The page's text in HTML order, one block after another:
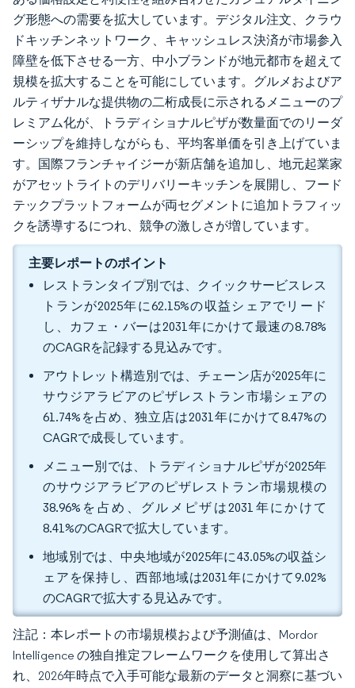
グ形態への需要を拡大しています。デジタル注文、クラウ
ドキッチンネットワーク、キャッシュレス決済が市場参入
障壁を低下させる一方、中小ブランドが地元都市を超えて
規模を拡大することを可能にしています。グルメおよびア
ルティザナルな提供物の二桁成長に示されるメニューのプ
レミアム化が、トラディショナルピザが数量面でのリーダ
ーシップを維持しながらも、平均客単価を引き上げていま
す。国際フランチャイジーが新店舗を追加し、地元起業家
がアセットライトのデリバリーキッチンを展開し、フード
テックプラットフォームが両セグメントに追加トラフィッ
クを誘導するにつれ、競争の激しさが増しています。
主要レポートのポイント
レストランタイプ別では、クイックサービスレス
トランが2025年に62.15%の収益シェアでリード
し、カフェ・バーは2031年にかけて最速の8.78%
のCAGRを記録する見込みです。
アウトレット構造別では、チェーン店が2025年に
サウジアラビアのピザレストラン市場シェアの
61.74%を占め、独立店は2031年にかけて8.47%の
CAGRで成長しています。
メニュー別では、トラディショナルピザが2025年
のサウジアラビアのピザレストラン市場規模の
38.96%を占め、グルメピザは2031年にかけて
8.41%のCAGRで拡大しています。
地域別では、中央地域が2025年に43.05%の収益シ
ェアを保持し、西部地域は2031年にかけて9.02%
のCAGRで拡大する見込みです。
注記：本レポートの市場規模および予測値は、Mordor
Intelligence の独自推定フレームワークを使用して算出さ
れ、2026年時点で入手可能な最新のデータと洞察に基づい